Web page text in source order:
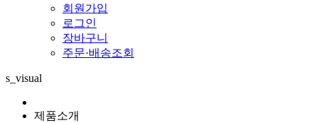
회원가입
로그인
장바구니
주문·배송조회
s_visual
제품소개